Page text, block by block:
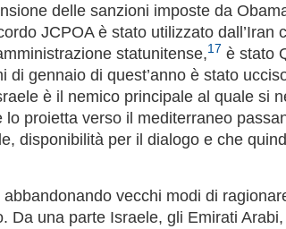
delle sanzioni imposte da
JCPOA è stato utilizzato dall’Iran
statunitense,17 è stato
di gennaio di quest’anno è stato
è il nemico principale al quale si
proietta verso il mediterraneo
disponibilità per il dialogo e che
vecchi modi di
una parte Israele, gli Emirati